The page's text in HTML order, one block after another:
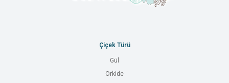
Çiçek Türü
Gül
Orkide